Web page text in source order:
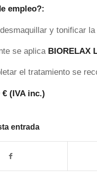
empleo?:
y tonificar
se aplica BIORELAX
el tratamiento se
(IVA inc.)
entrada